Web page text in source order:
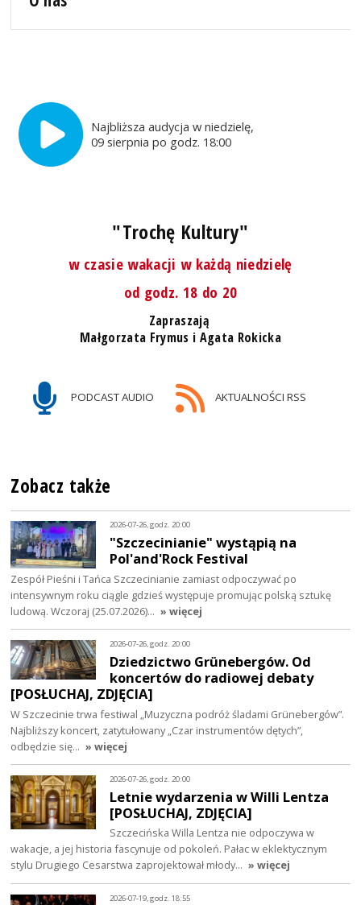
Najbliższa audycja w niedzielę,
09 sierpnia po godz. 18:00
"Trochę Kultury"
w czasie wakacji w każdą niedzielę
od godz. 18 do 20
Zapraszają
Małgorzata Frymus i Agata Rokicka
PODCAST AUDIO AKTUALNOŚCI RSS
Zobacz także
2026-07-26, godz. 20:00
"Szczecinianie" wystąpią na
Pol'and'Rock Festival
Zespół Pieśni i Tańca Szczecinianie zamiast odpoczywać po
intensywnym roku ciągle gdzieś występuje promując polską sztukę
ludową. Wczoraj (25.07.2026)… » więcej
2026-07-26, godz. 20:00
Dziedzictwo Grünebergów. Od
koncertów do radiowej debaty
[POSŁUCHAJ, ZDJĘCIA]
W Szczecinie trwa festiwal „Muzyczna podróż śladami Grünebergów”.
Najbliższy koncert, zatytułowany „Czar instrumentów dętych”,
odbędzie się… » więcej
2026-07-26, godz. 20:00
Letnie wydarzenia w Willi Lentza
[POSŁUCHAJ, ZDJĘCIA]
Szczecińska Willa Lentza nie odpoczywa w
wakacje, a jej historia fascynuje od pokoleń. Pałac w eklektycznym
stylu Drugiego Cesarstwa zaprojektował młody… » więcej
2026-07-19, godz. 18:55